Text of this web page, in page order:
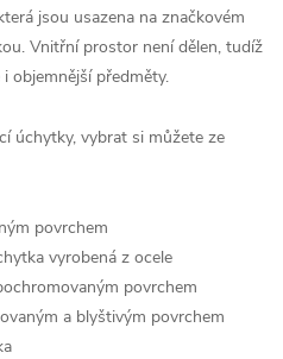
jsou usazena na značkovém
Vnitřní prostor není dělen, tudíž
objemnější předměty.
úchytky, vybrat si můžete ze
povrchem
vyrobená z ocele
povrchem
a blyštivým povrchem